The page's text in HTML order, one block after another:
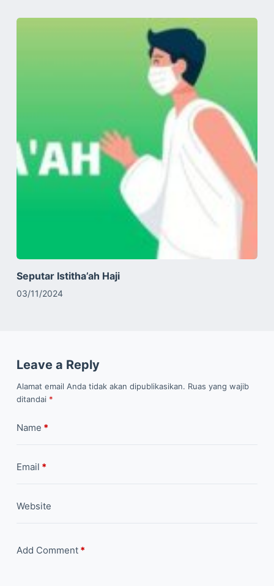
Seputar Istitha’ah Haji
03/11/2024
Leave a Reply
Alamat email Anda tidak akan dipublikasikan. Ruas yang wajib
ditandai *
Name *
Email *
Website
Add Comment*